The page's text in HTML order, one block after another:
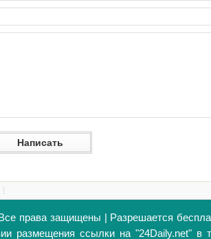
права защищены | Разрешается
размещения ссылки на "24Daily.net" в